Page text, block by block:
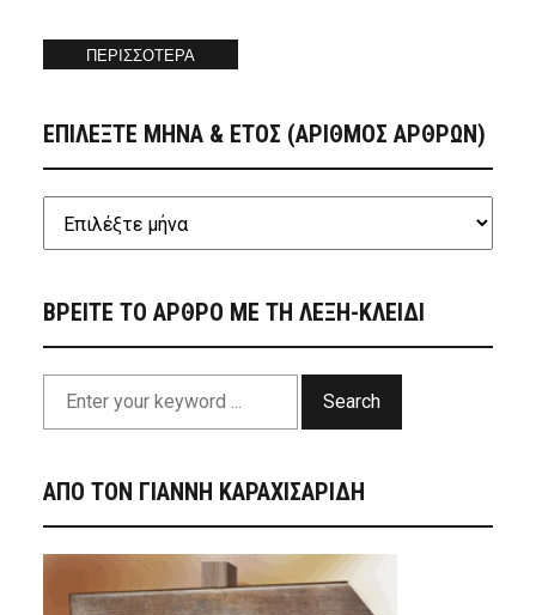
ΠΕΡΙΣΣΟΤΕΡΑ
ΕΠΙΛΕΞΤΕ ΜΗΝΑ & ΕΤΟΣ (ΑΡΙΘΜΟΣ ΑΡΘΡΩΝ)
ΒΡΕΙΤΕ ΤΟ ΑΡΘΡΟ ΜΕ ΤΗ ΛΕΞΗ-ΚΛΕΙΔΙ
Search
ΑΠΟ ΤΟΝ ΓΙΑΝΝΗ ΚΑΡΑΧΙΣΑΡΙΔΗ